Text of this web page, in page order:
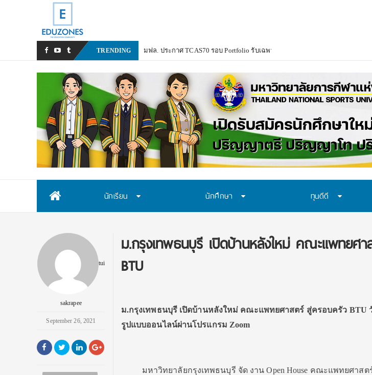
TRENDING
นักเรียน นักศึกษา ทุนดีดี
tui
sakrapee
September 26, 2021
ม.กรุงเทพธนบุรี เปิดบ้านหลังใหม่ คณะแพทยศ
BTU
ม.กรุงเทพธนบุรี เปิดบ้านหลังใหม่ คณะแพทยศาสตร์ สู่ครอบครัว BTU
รูปแบบออนไลน์ผ่านโปรแกรม Zoom
มหาวิทยาลัยกรุงเทพธนบุรี จัด งาน Open House คณะแพทยศาส